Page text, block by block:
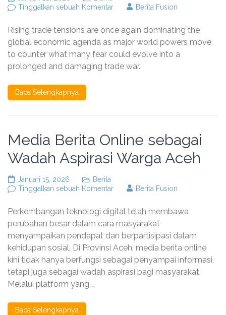
Tinggalkan sebuah Komentarpada
Respond
to
Escalating
Trade
War
Berita Fusion
Rising trade tensions are once again dominating the
global economic agenda as major world powers move
to counter what many fear could evolve into a
prolonged and damaging trade war.
Baca Selengkapnya
Media Berita Online sebagai
Wadah Aspirasi Warga Aceh
Januari 15, 2026
Berita
Tinggalkan sebuah Komentarpada
Online
sebagai
Wadah
Aspirasi
Warga
Aceh
Berita Fusion
Perkembangan teknologi digital telah membawa
perubahan besar dalam cara masyarakat
menyampaikan pendapat dan berpartisipasi dalam
kehidupan sosial. Di Provinsi Aceh, media berita online
kini tidak hanya berfungsi sebagai penyampai informasi,
tetapi juga sebagai wadah aspirasi bagi masyarakat.
Melalui platform yang …
Baca Selengkapnya